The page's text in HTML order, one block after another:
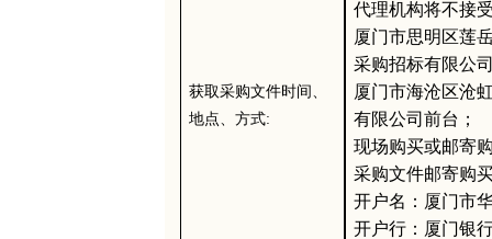
获取采购文件时间、
地点、方式:
代理机构将不接
厦门市思明区莲
采购招标有限公
厦门市海沧区沧
有限公司前台；
现场购买或邮寄
采购文件邮寄购
开户名：厦门市
开户行：厦门银